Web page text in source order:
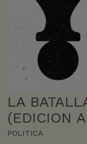
LA
(EDICION
POLITICA